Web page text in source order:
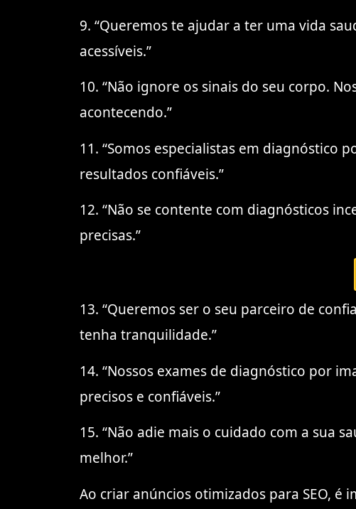
9. “Queremos te ajudar a ter uma vida
acessíveis.”
10. “Não ignore os sinais do seu corpo.
acontecendo.”
11. “Somos especialistas em diagnóstico
resultados confiáveis.”
12. “Não se contente com diagnósticos
precisas.”
13. “Queremos ser o seu parceiro de
tenha tranquilidade.”
14. “Nossos exames de diagnóstico por
precisos e confiáveis.”
15. “Não adie mais o cuidado com a sua
melhor.”
Ao criar anúncios otimizados para SEO,